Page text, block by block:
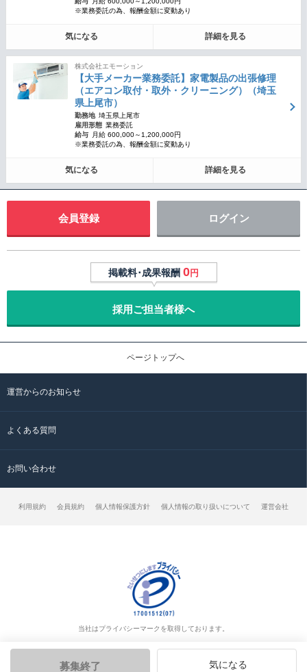
募集終了 気になる
※業務委託の為、報酬金額に変動あり
気になる 詳細を見る
株式会社エモーション
【大手メーカー業務委託】家電製品の出張修理
（エアコン取付・取外・クリーニング）（埼玉
県上尾市）
勤務地 埼玉県上尾市
雇用形態 業務委託
給与
月給 600,000～1,200,000円
※業務委託の為、報酬金額に変動あり
気になる 詳細を見る
会員登録 ログイン
掲載料･成果報酬 0円
採用ご担当者様へ
ページトップへ
運営からのお知らせ
よくある質問
お問い合わせ
利用規約 会員規約 個人情報保護方針 個人情報の取り扱いについて 運営会社
当社はプライバシーマークを取得しております。